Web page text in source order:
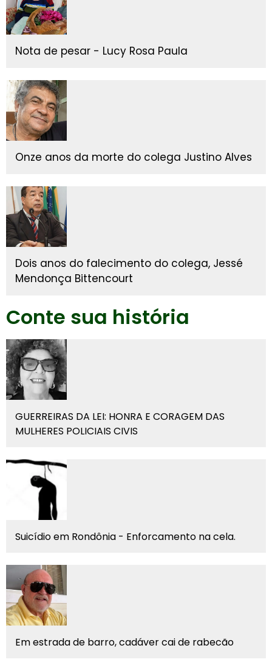
Nota de pesar - Lucy Rosa Paula
Onze anos da morte do colega Justino Alves
Dois anos do falecimento do colega, Jessé
Mendonça Bittencourt
Conte sua história
GUERREIRAS DA LEI: HONRA E CORAGEM DAS
MULHERES POLICIAIS CIVIS
Suicídio em Rondônia - Enforcamento na cela.
Em estrada de barro, cadáver cai de rabecão